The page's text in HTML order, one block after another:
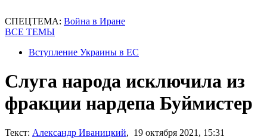
СПЕЦТЕМА: Война в Иране
ВСЕ ТЕМЫ
Вступление Украины в ЕС
Слуга народа исключила из
фракции нардепа Буймистер
Текст: Александр Иваницкий, 19 октября 2021, 15:31